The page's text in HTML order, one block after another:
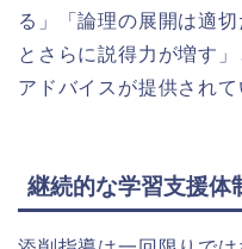
る」「論理の展開は適
とさらに説得力が増す
アドバイスが提供されて
継続的な学習支援体